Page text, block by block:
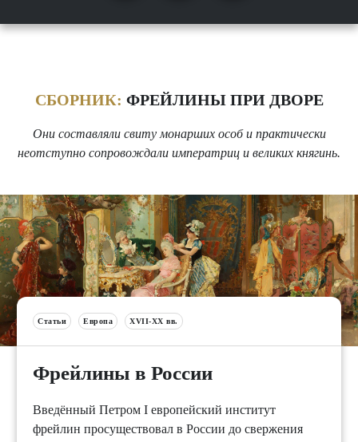
СБОРНИК: ФРЕЙЛИНЫ ПРИ ДВОРЕ
Они составляли свиту монарших особ и практически
неотступно сопровождали императриц и великих княгинь.
Статьи Европа XVII-XX вв.
Фрейлины в России
Введённый Петром I европейский институт
фрейлин просуществовал в России до свержения